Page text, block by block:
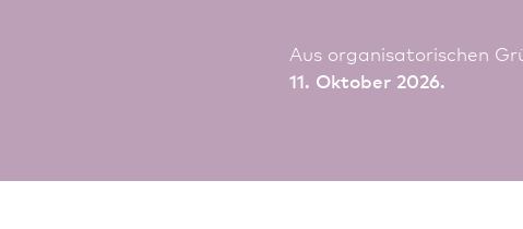
Aus organisatorischen
11. Oktober 2026.